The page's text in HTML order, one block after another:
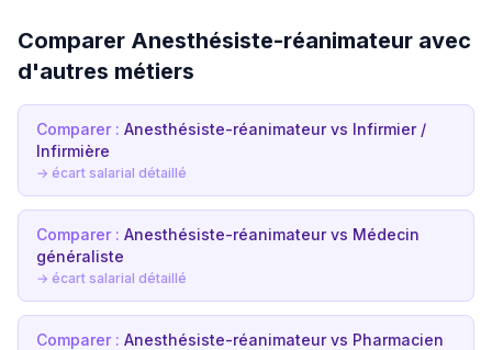
Comparer Anesthésiste-réanimateur avec
d'autres métiers
Comparer : Anesthésiste-réanimateur vs Infirmier /
Infirmière
→ écart salarial détaillé
Comparer : Anesthésiste-réanimateur vs Médecin
généraliste
→ écart salarial détaillé
Comparer : Anesthésiste-réanimateur vs Pharmacien